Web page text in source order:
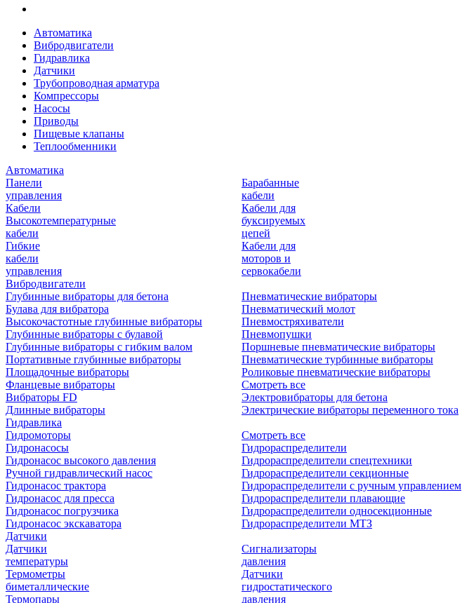
Автоматика
Вибродвигатели
Гидравлика
Датчики
Трубопроводная арматура
Компрессоры
Насосы
Приводы
Пищевые клапаны
Теплообменники
Автоматика
Панели
управления
Кабели
Высокотемпературные
кабели
Гибкие
кабели
управления
Барабанные
кабели
Кабели для
буксируемых
цепей
Кабели для
моторов и
сервокабели
Вибродвигатели
Глубинные вибраторы для бетона
Булава для вибратора
Высокочастотные глубинные вибраторы
Глубинные вибраторы с булавой
Глубинные вибраторы с гибким валом
Портативные глубинные вибраторы
Площадочные вибраторы
Фланцевые вибраторы
Вибраторы FD
Длинные вибраторы
Пневматические вибраторы
Пневматический молот
Пневмостряхиватели
Пневмопушки
Поршневые пневматические вибраторы
Пневматические турбинные вибраторы
Роликовые пневматические вибраторы
Смотреть все
Электровибраторы для бетона
Электрические вибраторы переменного тока
Гидравлика
Гидромоторы
Гидронасосы
Гидронасос высокого давления
Ручной гидравлический насос
Гидронасос трактора
Гидронасос для пресса
Гидронасос погрузчика
Гидронасос экскаватора
Смотреть все
Гидрораспределители
Гидрораспределители спецтехники
Гидрораспределители секционные
Гидрораспределители с ручным управлением
Гидрораспределители плавающие
Гидрораспределители односекционные
Гидрораспределители МТЗ
Датчики
Датчики
температуры
Термометры
биметаллические
Термопары
Сигнализаторы
давления
Датчики
гидростатического
давления